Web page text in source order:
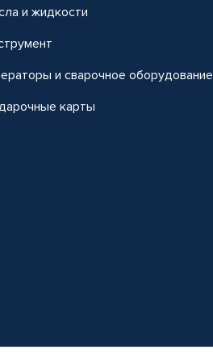
и жидкости
и сварочное оборудование
карты